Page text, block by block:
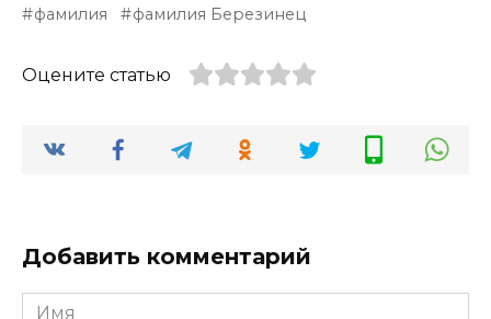
фамилия
фамилия Березинец
Оцените статью
Добавить комментарий
Имя